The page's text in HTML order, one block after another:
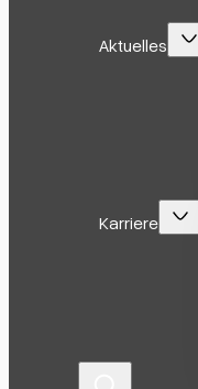
Aktuelles
Karriere